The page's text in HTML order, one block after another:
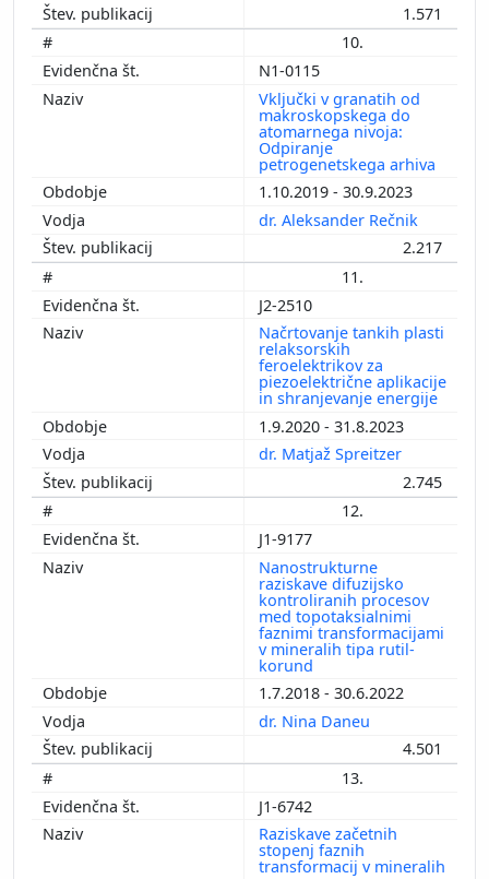
1.571
10.
N1-0115
Vključki v granatih od
makroskopskega do
atomarnega nivoja:
Odpiranje
petrogenetskega arhiva
1.10.2019 - 30.9.2023
dr. Aleksander Rečnik
2.217
11.
J2-2510
Načrtovanje tankih plasti
relaksorskih
feroelektrikov za
piezoelektrične aplikacije
in shranjevanje energije
1.9.2020 - 31.8.2023
dr. Matjaž Spreitzer
2.745
12.
J1-9177
Nanostrukturne
raziskave difuzijsko
kontroliranih procesov
med topotaksialnimi
faznimi transformacijami
v mineralih tipa rutil-
korund
1.7.2018 - 30.6.2022
dr. Nina Daneu
4.501
13.
J1-6742
Raziskave začetnih
stopenj faznih
transformacij v mineralih